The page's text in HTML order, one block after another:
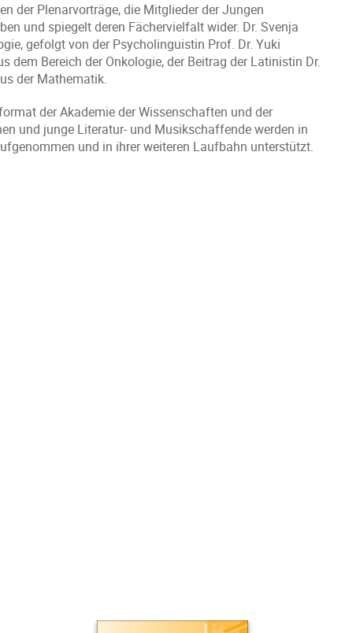
der Plenarvorträge, die Mitglieder der Jungen
und spiegelt deren Fächervielfalt wider. Dr. Svenja
gefolgt von der Psycholinguistin Prof. Dr. Yuki
dem Bereich der Onkologie, der Beitrag der Latinistin Dr.
der Mathematik.
der Akademie der Wissenschaften und der
und junge Literatur- und Musikschaffende werden in
und in ihrer weiteren Laufbahn unterstützt.